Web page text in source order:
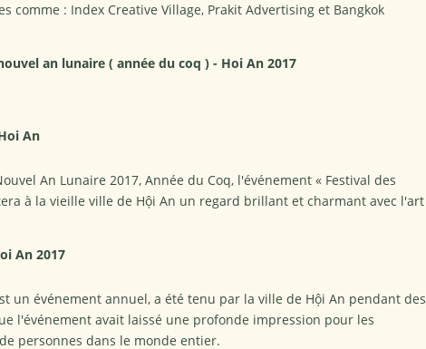
comme : Index Creative Village, Prakit Advertising et Bangkok
an lunaire ( année du coq ) - Hoi An 2017
An
An Lunaire 2017, Année du Coq, l'événement « Festival des
à la vieille ville de Hội An un regard brillant et charmant avec l'art
An 2017
un événement annuel, a été tenu par la ville de Hội An pendant des
l'événement avait laissé une profonde impression pour les
personnes dans le monde entier.